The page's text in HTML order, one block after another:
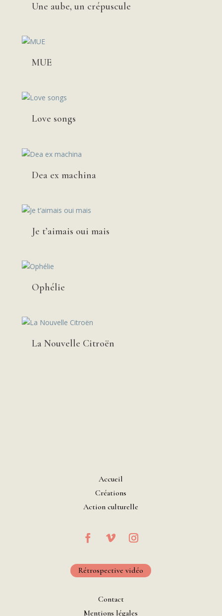
Une aube, un crépuscule
MUE
Love songs
Dea ex machina
Je t’aimais oui mais
Ophélie
La Nouvelle Citroën
Accueil
Créations
Action culturelle
Rétrospective vidéo
Contact
Mentions légales